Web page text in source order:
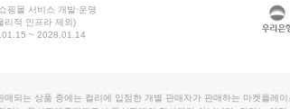
핑몰 서비스 개발·운영
리적 인프라 제외)
~ 2028.01.14
매되는 상품 중에는 컬리에 입점한 개별 판매자가 판매하는 마켓플레